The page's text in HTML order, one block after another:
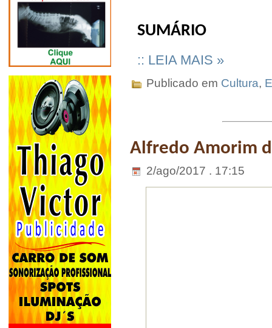
SUMÁRIO
:: LEIA MAIS »
Publicado em Cultura,
Alfredo Amorim
2/ago/2017 . 17:15